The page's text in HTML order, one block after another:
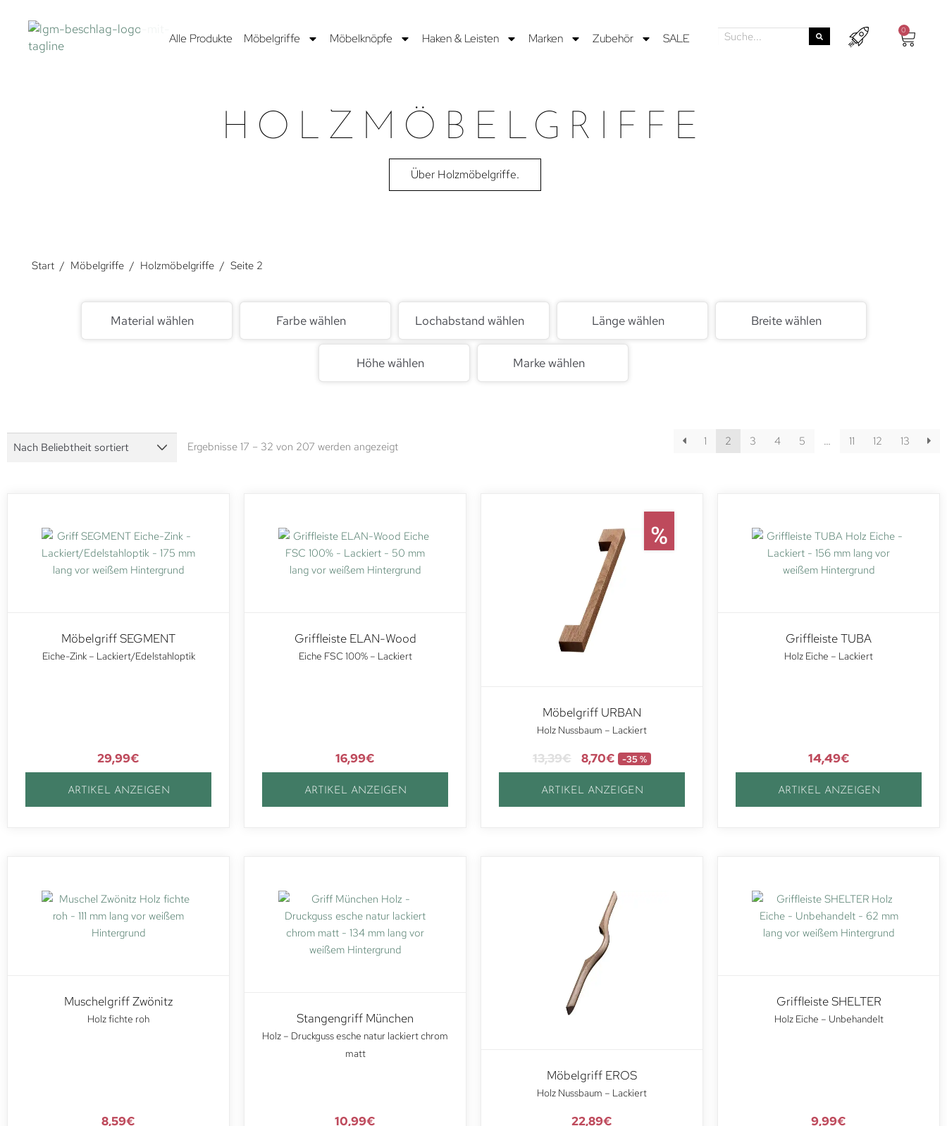
Alle Produkte Möbelgriffe Möbelknöpfe Haken & Leisten Marken Zubehör SALE
0
HOLZMÖBELGRIFFE
Über Holzmöbelgriffe.
Start / Möbelgriffe / Holzmöbelgriffe / Seite 2
Material wählen Farbe wählen Lochabstand wählen Länge wählen Breite wählen
Höhe wählen Marke wählen
Ergebnisse 17 – 32 von 207 werden angezeigt 1 2 3 4 5 … 11 12 13
Möbelgriff SEGMENT
Eiche-Zink – Lackiert/Edelstahloptik
29,99€
ARTIKEL ANZEIGEN
Griffleiste ELAN-Wood
Eiche FSC 100% – Lackiert
16,99€
ARTIKEL ANZEIGEN
Möbelgriff URBAN
Holz Nussbaum – Lackiert
13,39€ 8,70€ -35 %
ARTIKEL ANZEIGEN
Griffleiste TUBA
Holz Eiche – Lackiert
14,49€
ARTIKEL ANZEIGEN
Muschelgriff Zwönitz
Holz fichte roh
8,59€
Stangengriff München
Holz – Druckguss esche natur lackiert chrom
matt
10,99€
Möbelgriff EROS
Holz Nussbaum – Lackiert
22,89€
Griffleiste SHELTER
Holz Eiche – Unbehandelt
9,99€